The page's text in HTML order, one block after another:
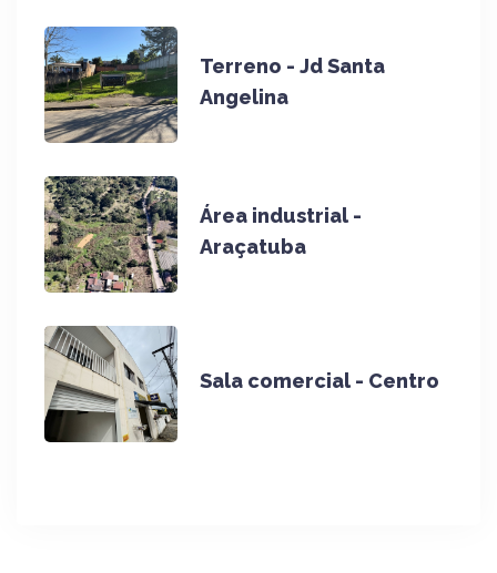
Terreno - Jd Santa
Angelina
Área industrial -
Araçatuba
Sala comercial - Centro